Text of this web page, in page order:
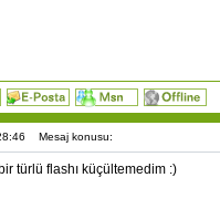
Mesaj konusu:
türlü flashı küçültemedim :)